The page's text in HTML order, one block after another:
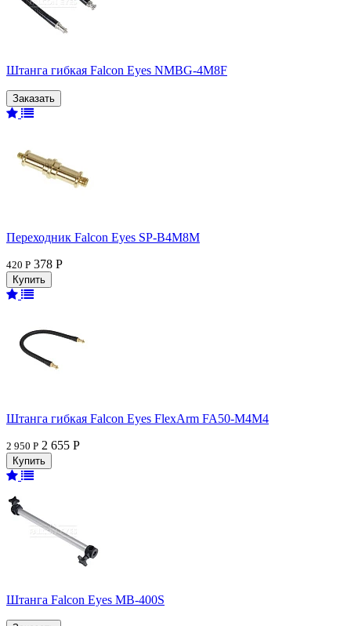
Штанга гибкая Falcon Eyes NMBG-4M8F
Переходник Falcon Eyes SP-B4M8M
420 Р 378 Р
Штанга гибкая Falcon Eyes FlexArm FA50-M4M4
2 950 Р 2 655 Р
Штанга Falcon Eyes MB-400S